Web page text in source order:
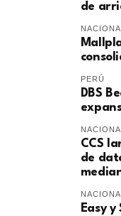
de
PERÚ
DBS
CCS
de
Easy